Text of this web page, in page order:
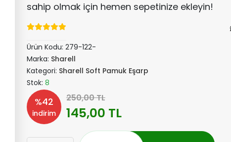
sahip olmak için hemen sepetinize ekleyin!
Ürün Kodu: 279-122-
Marka: Sharell
Kategori: Sharell Soft Pamuk Eşarp
Stok: 8
%42
indirim
250,00 TL
145,00 TL